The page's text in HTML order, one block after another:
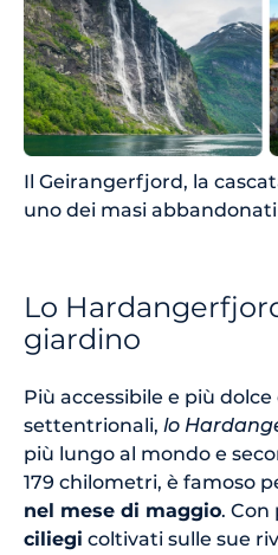
Il Geirangerfjord, la
uno dei masi
Lo
giardino
Più accessibile e più
settentrionali, lo
più lungo al mondo e
179 chilometri, è famoso
nel mese di maggio. Con
ciliegi coltivati sulle sue